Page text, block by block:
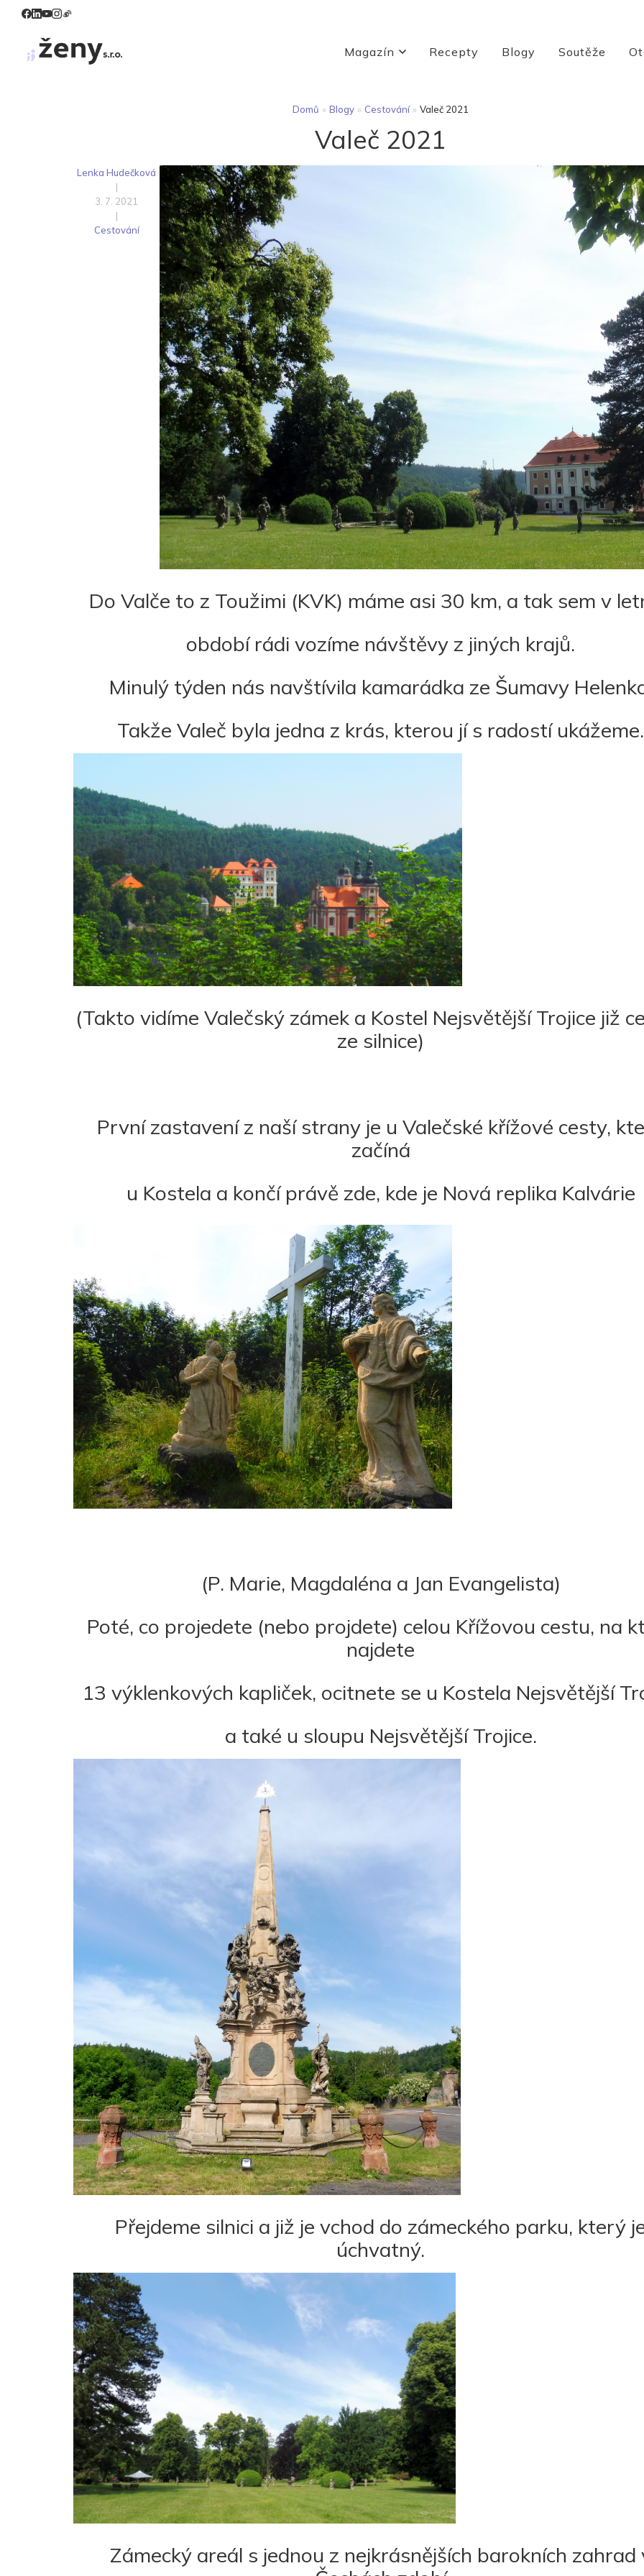
Magazín Recepty Blogy Soutěže
Domů » Blogy » Cestování » Valeč 2021
Valeč 2021
Lenka Hudečková
|
3. 7. 2021
|
Cestování
Do Valče to z Toužimi (KVK) máme asi 30 km, a tak sem v
období rádi vozíme návštěvy z jiných krajů.
Minulý týden nás navštívila kamarádka ze Šumavy
Takže Valeč byla jedna z krás, kterou jí s radostí ukážeme.
(Takto vidíme Valečský zámek a Kostel Nejsvětější Trojice již
ze silnice)
První zastavení z naší strany je u Valečské křížové cesty,
začíná
u Kostela a končí právě zde, kde je Nová replika Kalvárie
(P. Marie, Magdaléna a Jan Evangelista)
Poté, co projedete (nebo projdete) celou Křížovou cestu, na
najdete
13 výklenkových kapliček, ocitnete se u Kostela Nejsvětější
a také u sloupu Nejsvětější Trojice.
Přejdeme silnici a již je vchod do zámeckého parku, který
úchvatný.
Zámecký areál s jednou z nejkrásnějších barokních zahrad